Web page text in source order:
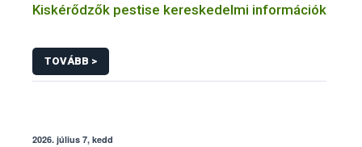
Kiskérődzők pestise kereskedelmi információk
TOVÁBB >
2026. július 7, kedd